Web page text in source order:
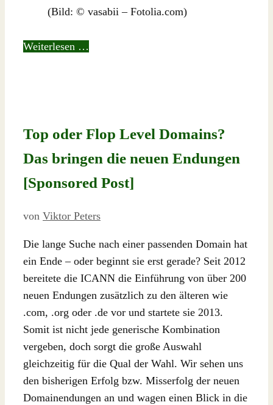
(Bild: © vasabii – Fotolia.com)
Weiterlesen …
Top oder Flop Level Domains?
Das bringen die neuen Endungen
[Sponsored Post]
von Viktor Peters
Die lange Suche nach einer passenden Domain hat
ein Ende – oder beginnt sie erst gerade? Seit 2012
bereitete die ICANN die Einführung von über 200
neuen Endungen zusätzlich zu den älteren wie
.com, .org oder .de vor und startete sie 2013.
Somit ist nicht jede generische Kombination
vergeben, doch sorgt die große Auswahl
gleichzeitig für die Qual der Wahl. Wir sehen uns
den bisherigen Erfolg bzw. Misserfolg der neuen
Domainendungen an und wagen einen Blick in die